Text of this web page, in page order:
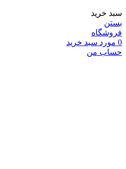
سبد خرید
بستن
فروشگاه
0 مورد سبد خرید
حساب من